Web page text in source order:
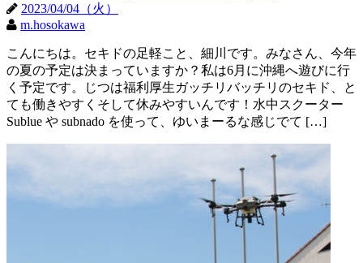
2023/04/04（火）
m.hosokawa
こんにちは。セキドの足軽こと、細川です。みなさん、今年
の夏の予定は決まっていますか？私は6月に沖縄へ遊びに行
く予定です。じつは福利厚生ガッチリバッチリのセキド、と
ても働きやすくそして休みやすいんです！水中スクーター
Sublue や subnado を使って、ゆいまーるな感じでて […]